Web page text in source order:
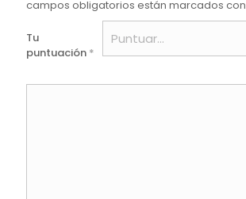
campos obligatorios están marcados con
Tu
puntuación *